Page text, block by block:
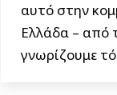
αυτό στην
Ελλάδα – από
γνωρίζουμε